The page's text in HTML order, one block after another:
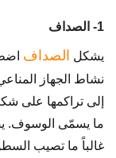
1- الصداف
يشكل الصداف
نشاط الجهاز
إلى تراكمها على
ما يسمّى الوسوف.
غالباً ما تصيب